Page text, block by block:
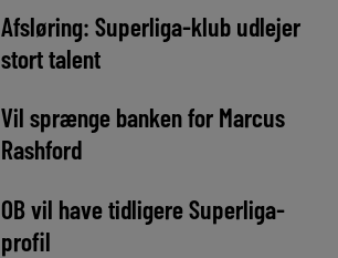
Afsløring: Superliga-klub udlejer
stort talent
Vil sprænge banken for Marcus
Rashford
OB vil have tidligere Superliga-
profil